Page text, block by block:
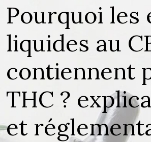
Pourquoi les
liquides au
contiennent
THC ?
et